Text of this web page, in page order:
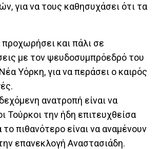
για να τους καθησυχάσει ότι τα
και πάλι σε
με τον ψευδοσυμπρόεδρό του
Υόρκη, για να περάσει ο καιρός
ανατροπή είναι να
Τούρκοι την ήδη επιτευχθείσα
πιθανότερο είναι να αναμένουν
επανεκλογή Αναστασιάδη.